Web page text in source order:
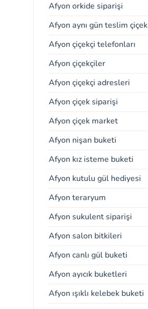
Afyon orkide siparişi
Afyon aynı gün teslim çiçek
Afyon çiçekçi telefonları
Afyon çiçekçiler
Afyon çiçekçi adresleri
Afyon çiçek siparişi
Afyon çiçek market
Afyon nişan buketi
Afyon kız isteme buketi
Afyon kutulu gül hediyesi
Afyon teraryum
Afyon sukulent siparişi
Afyon salon bitkileri
Afyon canlı gül buketi
Afyon ayıcık buketleri
Afyon ışıklı kelebek buketi